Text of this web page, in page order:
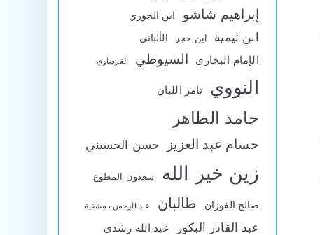
إبراهيم شاشو ابن الجوزي
ابن تيمية ابن حجر الألباني
الإمام البخاري السيوطي القرضاوي
النووي تامر اللبان
حامد الطاهر
حسام عبد العزيز حسن الحسيني
زين خير الله سعدون المطوع
صالح الفوزان طالبان عبد الرحمن دمشقية
عبد القادر البكور عبد الله رشدي